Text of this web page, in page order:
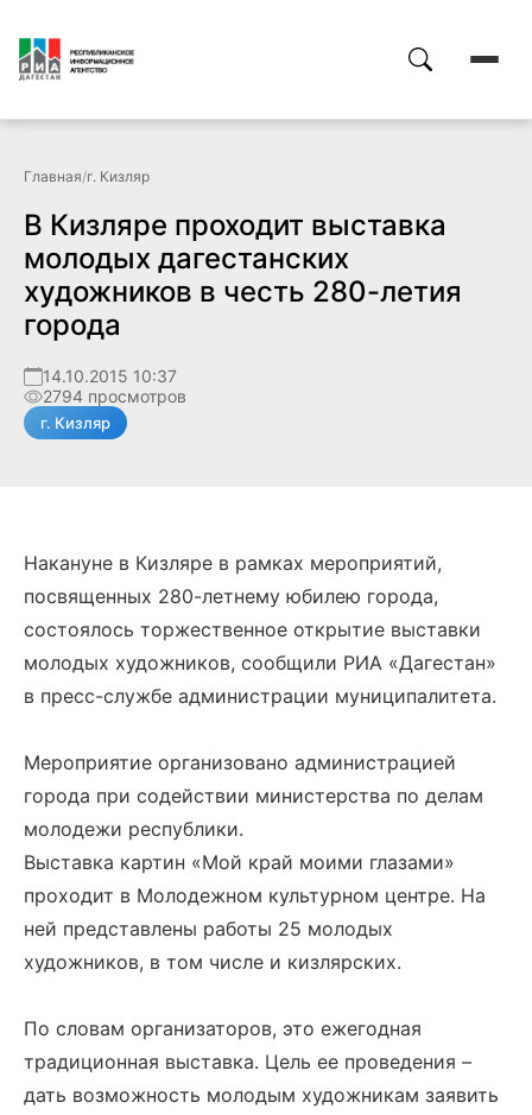
Главная/г. Кизляр
В Кизляре проходит выставка
молодых дагестанских
художников в честь 280-летия
города
14.10.2015 10:37
2794 просмотров
г. Кизляр
Накануне в Кизляре в рамках мероприятий,
посвященных 280-летнему юбилею города,
состоялось торжественное открытие выставки
молодых художников, сообщили РИА «Дагестан»
в пресс-службе администрации муниципалитета.
Мероприятие организовано администрацией
города при содействии министерства по делам
молодежи республики.
Выставка картин «Мой край моими глазами»
проходит в Молодежном культурном центре. На
ней представлены работы 25 молодых
художников, в том числе и кизлярских.
По словам организаторов, это ежегодная
традиционная выставка. Цель ее проведения –
дать возможность молодым художникам заявить